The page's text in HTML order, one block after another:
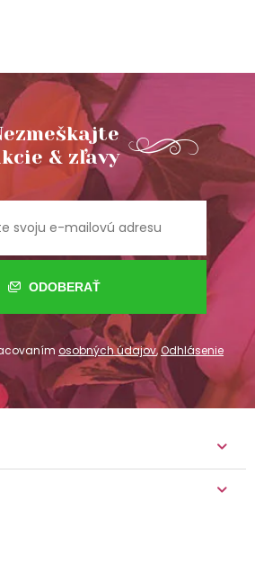
& zľavy
ODOBERAŤ
osobných údajov,Odhlásenie